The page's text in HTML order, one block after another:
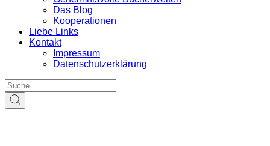
Das Blog
Kooperationen
Liebe Links
Kontakt
Impressum
Datenschutzerklärung